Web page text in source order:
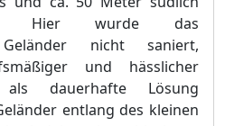
Hier wurde das
Geländer nicht saniert,
und hässlicher
dauerhafte Lösung
entlang des kleinen